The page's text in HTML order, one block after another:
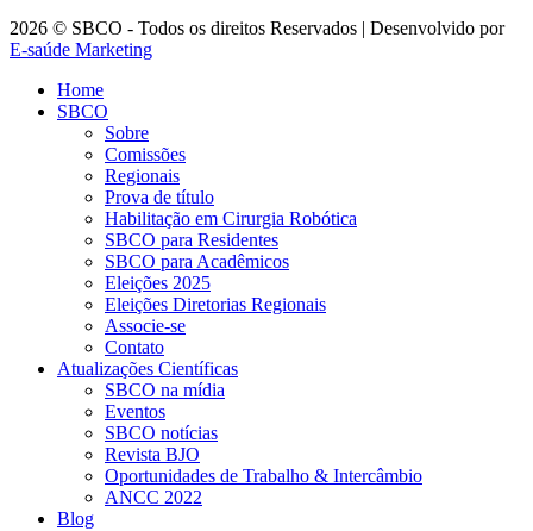
2026 © SBCO - Todos os direitos Reservados | Desenvolvido por
E-saúde Marketing
Home
SBCO
Sobre
Comissões
Regionais
Prova de título
Habilitação em Cirurgia Robótica
SBCO para Residentes
SBCO para Acadêmicos
Eleições 2025
Eleições Diretorias Regionais
Associe-se
Contato
Atualizações Científicas
SBCO na mídia
Eventos
SBCO notícias
Revista BJO
Oportunidades de Trabalho & Intercâmbio
ANCC 2022
Blog